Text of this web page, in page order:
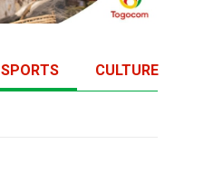
SPORTS CULTURE